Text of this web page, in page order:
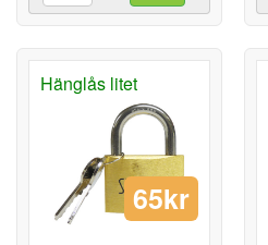
Hänglås litet
65kr